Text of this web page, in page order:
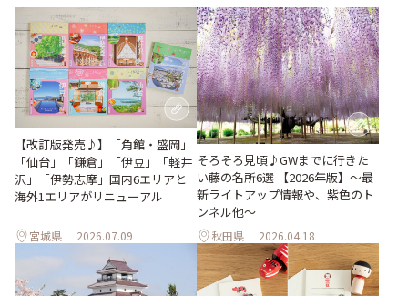
【改訂版発売♪】「角館・盛岡」
「仙台」「鎌倉」「伊豆」「軽井
沢」「伊勢志摩」国内6エリアと
海外1エリアがリニューアル
宮城県 2026.07.09
そろそろ見頃♪GWまでに行きた
い藤の名所6選 【2026年版】～最
新ライトアップ情報や、紫色のト
ンネル他～
秋田県 2026.04.18